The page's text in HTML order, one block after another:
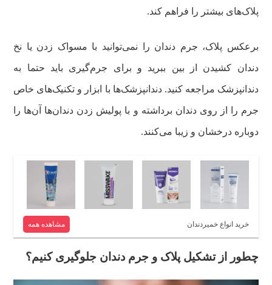
پلاک‌های بیشتر را فراهم کند.
برعکس پلاک، جرم دندان را نمی‌توانید با مسواک زدن یا نخ
دندان کشیدن از بین ببرید و برای جرم‌گیری باید حتما به
دندانپزشک مراجعه کنید. دندانپزشک‌ها با ابزار و تکنیک‌های خاص
جرم را از روی دندان برداشته و با پولیش زدن دندان‌ها آن‌ها را
دوباره درخشان و زیبا می‌کنند.
خرید انواع خمیردندان مشاهده همه
چطور از تشکیل پلاک و جرم دندان جلوگیری کنیم؟